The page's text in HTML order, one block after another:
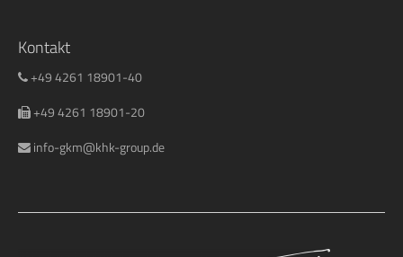
Kontakt
+49 4261 18901-40
+49 4261 18901-20
info-gkm@khk-group.de